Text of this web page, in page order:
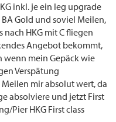
inkl. je ein leg upgrade
BA Gold und soviel Meilen,
HKG mit C fliegen
Angebot bekommt,
wenn mein Gepäck wie
Verspätung
mir absolut wert, da
absolviere und jetzt First
Pier HKG First class